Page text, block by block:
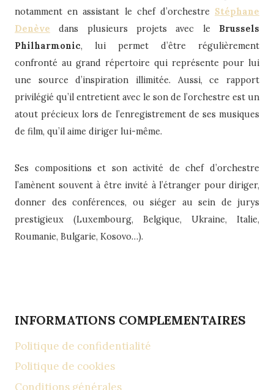
notamment en assistant le chef d’orchestre Stéphane
Denève dans plusieurs projets avec le Brussels
Philharmonic, lui permet d’être régulièrement
confronté au grand répertoire qui représente pour lui
une source d’inspiration illimitée. Aussi, ce rapport
privilégié qu’il entretient avec le son de l’orchestre est un
atout précieux lors de l’enregistrement de ses musiques
de film, qu’il aime diriger lui-même.
Ses compositions et son activité de chef d’orchestre
l’amènent souvent à être invité à l’étranger pour diriger,
donner des conférences, ou siéger au sein de jurys
prestigieux (Luxembourg, Belgique, Ukraine, Italie,
Roumanie, Bulgarie, Kosovo…).
INFORMATIONS COMPLEMENTAIRES
Politique de confidentialité
Politique de cookies
Conditions générales